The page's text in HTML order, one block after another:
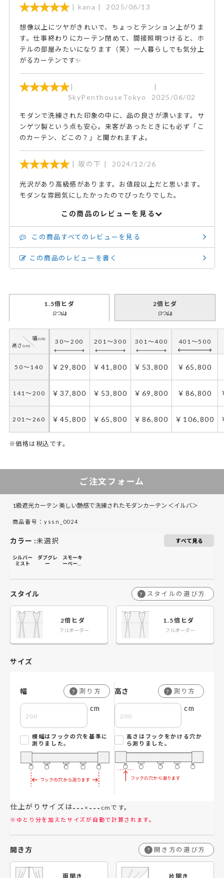
kana 2025/06/13
想像以上にツヤがきれいで、ちょっとテンション上がりま
す。仕事終わりにカーテン閉めて、間接照明つけると、ホ
テルの部屋みたいになります（笑）一人暮らしでも気分上
がるカーテンです✨
SkyPenthouseTokyo 2025/06/02
モダンで洗練された印象の中に、品の良さが漂います。サ
ンゲツ製という点も安心。来客があったときにも必ず「こ
のカーテン、どこの？」と聞かれますよ。
坂の下 2024/12/26
光沢があり高級感があります。お値段以上だと思います。
モダンな雰囲気にしたかったのでぴったりでした。
この商品のレビューを見る
この商品すべてのレビューを見る
この商品のレビューを書く
1.5倍ヒダ
(2つ山)
30～200 201～300 301～400 401～500
50～140 ￥29,800 ￥41,800 ￥53,800 ￥65,800
141～200 ￥37,800 ￥53,800 ￥69,800 ￥86,800
201～260 ￥45,800 ￥65,800 ￥86,800 ￥106,800
※価格は税込です。
2倍ヒダ
(3つ山)
201～260 ￥45,800 ￥106,800
ご注文フォーム
1級遮光カーテン 美しい艶感で洗練されたモダンカーテン ＜イルバ＞
商品番号：yssn_0024
カラー :未選択 すべて見る
シルバー
ミスト
ダブグレ
ー
スモーキ
ーベージ
スタイル ? スタイルの選び方
2倍ヒダ
フルオーダー
1.5倍ヒダ
フルオーダー
サイズ
幅 ? 測り方
cm
横幅はフックの穴を基準に
測りました。
高さ ? 測り方
cm
高さはフックをかける穴か
ら測りました。
仕上がりサイズは--- × --- cmです。
※ゆとり分を加えたサイズが自動で計算されます。
開き方 ? 開き方の選び方
両開き 片開き